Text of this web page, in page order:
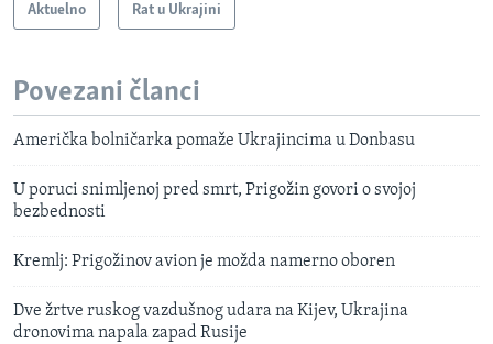
Aktuelno Rat u Ukrajini
Povezani članci
Američka bolničarka pomaže Ukrajincima u Donbasu
U poruci snimljenoj pred smrt, Prigožin govori o svojoj
bezbednosti
Kremlj: Prigožinov avion je možda namerno oboren
Dve žrtve ruskog vazdušnog udara na Kijev, Ukrajina
dronovima napala zapad Rusije